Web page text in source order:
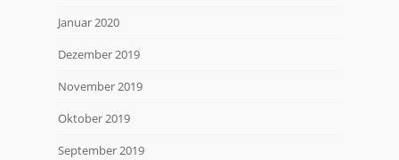
Januar 2020
Dezember 2019
November 2019
Oktober 2019
September 2019